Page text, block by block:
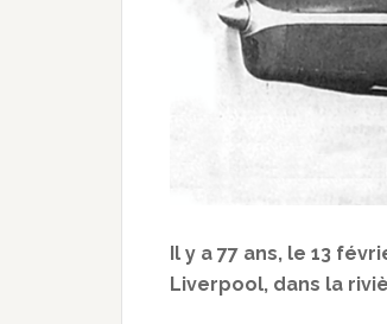
Il y a 77 ans, le 13
Liverpool, dans la